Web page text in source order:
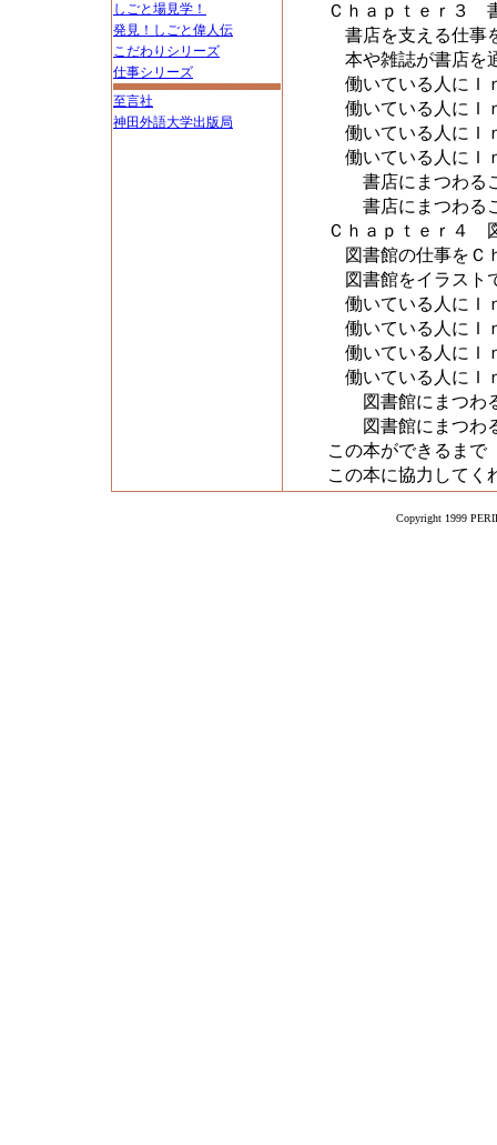
しごと場見学！
発見！しごと偉人伝
こだわりシリーズ
仕事シリーズ
至言社
神田外語大学出版局
Ｃｈａｐｔｅｒ３
書店を支える仕事
本や雑誌が書店を
働いている人にＩ
働いている人にＩ
働いている人にＩ
働いている人にＩ
書店にまつわる
書店にまつわる
Ｃｈａｐｔｅｒ４
図書館の仕事をＣ
図書館をイラスト
働いている人にＩ
働いている人にＩ
働いている人にＩ
働いている人にＩ
図書館にまつわ
図書館にまつわ
この本ができるまで
この本に協力してく
Copyright 1999